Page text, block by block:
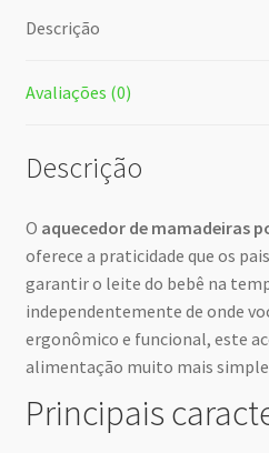
Descrição
Avaliações (0)
Descrição
O aquecedor de mamadeiras
oferece a praticidade que os
garantir o leite do bebê na
independentemente de onde
ergonômico e funcional, este
alimentação muito mais
Principais